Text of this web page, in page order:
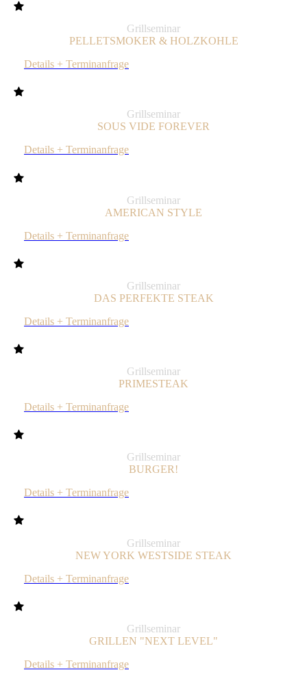
Grillseminar
PELLETSMOKER & HOLZKOHLE
Details + Terminanfrage
Grillseminar
SOUS VIDE FOREVER
Details + Terminanfrage
Grillseminar
AMERICAN STYLE
Details + Terminanfrage
Grillseminar
DAS PERFEKTE STEAK
Details + Terminanfrage
Grillseminar
PRIMESTEAK
Details + Terminanfrage
Grillseminar
BURGER!
Details + Terminanfrage
Grillseminar
NEW YORK WESTSIDE STEAK
Details + Terminanfrage
Grillseminar
GRILLEN "NEXT LEVEL"
Details + Terminanfrage